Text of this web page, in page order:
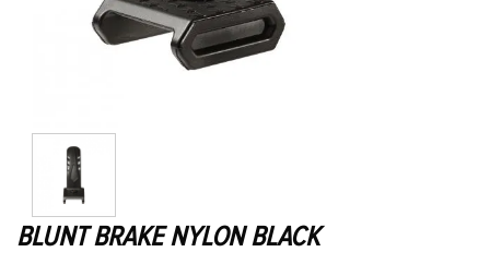
BLUNT BRAKE NYLON BLACK